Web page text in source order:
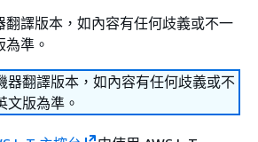
翻譯版本，如內容有任何歧義或不一
準。
器翻譯版本，如內容有任何歧義或不
文版為準。